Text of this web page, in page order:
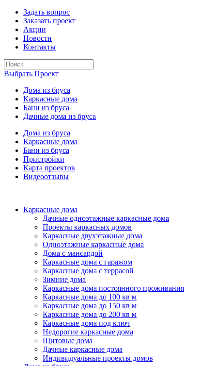
Задать вопрос
Заказать проект
Акции
Новости
Контакты
Выбрать Проект
Дома из бруса
Каркасные дома
Бани из бруса
Дачные дома из бруса
Дома из бруса
Каркасные дома
Бани из бруса
Пристройки
Карта проектов
Видеоотзывы
Каркасные дома
Дачные одноэтажные каркасные дома
Проекты каркасных домов
Каркасные двухэтажные дома
Одноэтажные каркасные дома
Дома с мансардой
Каркасные дома с гаражом
Каркасные дома с террасой
Зимние дома
Каркасные дома постоянного проживания
Каркасные дома до 100 кв м
Каркасные дома до 150 кв м
Каркасные дома до 200 кв м
Каркасные дома под ключ
Недорогие каркасные дома
Щитовые дома
Дачные каркасные дома
Индивидуальные проекты домов